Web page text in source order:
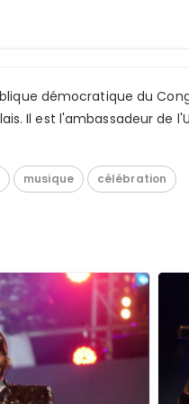
démocratique du
Il est l'ambassadeur de
musique célébration